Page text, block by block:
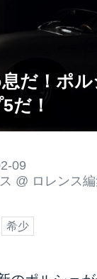
だ！ポ
だ！
09
@ ロレンス
希少